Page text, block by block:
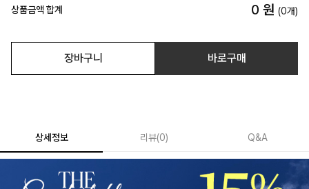
상품금액 합계 0 원 (0개)
장바구니 바로구매
상세정보 리뷰(0) Q&A